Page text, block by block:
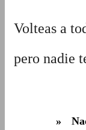
Volteas a
pero nadie
»